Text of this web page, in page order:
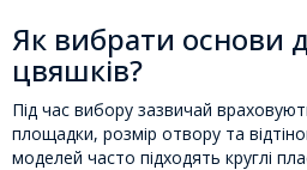
Як вибрати основи
цвяшків?
Під час вибору зазвичай
площадки, розмір отвору та
моделей часто підходять круглі